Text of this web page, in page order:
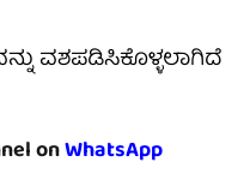
ವಶಪಡಿಸಿಕೊಳ್ಳಲಾಗಿದೆ
onWhatsApp